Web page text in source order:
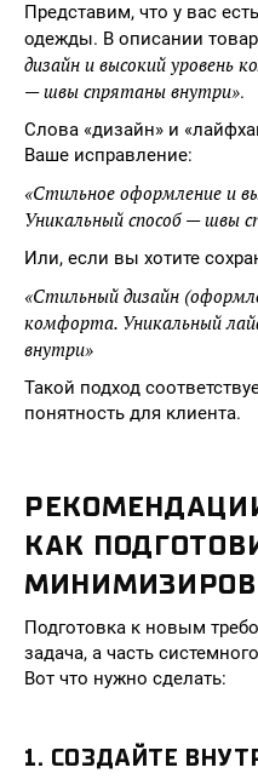
Представим, что у вас
одежды. В описании
дизайн и высокий уровень
— швы спрятаны внутри».
Слова «дизайн» и
Ваше исправление:
«Стильное оформление и
Уникальный способ — швы
Или, если вы хотите
«Стильный дизайн
комфорта. Уникальный
внутри»
Такой подход
понятность для клиента.
КАК
Подготовка к новым
задача, а часть
Вот что нужно сделать:
1. СОЗДАЙТЕ